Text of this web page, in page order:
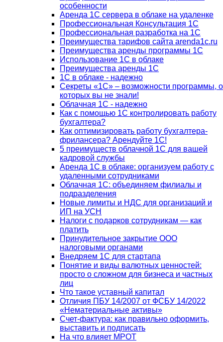
особенности
Аренда 1С сервера в облаке на удаленке
Профессиональная Консультация 1С
Профессиональная разработка на 1С
Преимущества тарифов сайта arenda1c.ru
Преимущества аренды программы 1С
Использование 1С в облаке
Преимущества аренды 1С
1С в облаке - надежно
Секреты «1С» – возможности программы, о
которых вы не знали!
Облачная 1С - надежно
Как с помощью 1С контролировать работу
бухгалтера?
Как оптимизировать работу бухгалтера-
фрилансера? Арендуйте 1С!
5 преимуществ облачной 1С для вашей
кадровой службы
Аренда 1С в облаке: организуем работу с
удаленными сотрудниками
Облачная 1С: объединяем филиалы и
подразделения
Новые лимиты и НДС для организаций и
ИП на УСН
Налоги с подарков сотрудникам — как
платить
Принудительное закрытие ООО
налоговыми органами
Внедряем 1С для стартапа
Понятие и виды валютных ценностей:
просто о сложном для бизнеса и частных
лиц
Что такое уставный капитал
Отличия ПБУ 14/2007 от ФСБУ 14/2022
«Нематериальные активы»
Счет-фактура: как правильно оформить,
выставить и подписать
На что влияет МРОТ